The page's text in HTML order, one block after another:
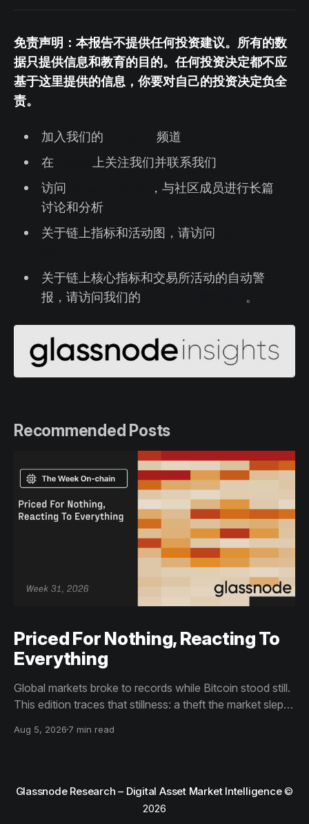
免责声明：本报告不提供任何投资建议。所有的数
据只提供信息和教育的目的。任何投资决定都不应
基于这里提供的信息，你要对自己的投资决定负全
责。
加入我们的
频道
在
上关注我们并联系我们
访问
，与社区成员进行长篇
讨论和分析
关于链上指标和活动图，请访问
关于链上核心指标和交易所活动的自动警
报，请访问我们的
。
Recommended Posts
Priced For Nothing, Reacting To
Everything
Global markets broke to records while Bitcoin stood still.
This edition traces that stillness: a theft the market slept
than capitulation, and an options market priced for
Aug 5, 2026 7 min read
Glassnode Research – Digital Asset Market Intelligence©
2026